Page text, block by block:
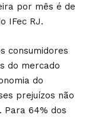
por mês é de
IFec RJ.
consumidores
do mercado
do
prejuízos não
Para 64% dos